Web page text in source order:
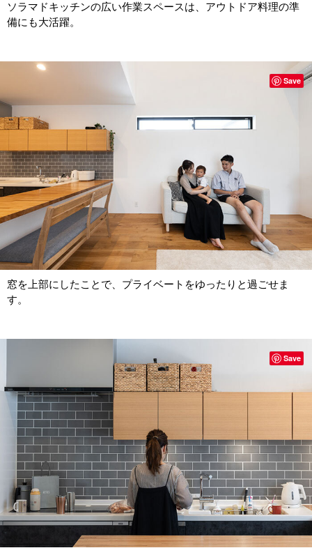
ソラマドキッチンの広い作業スペースは、アウトドア料理の準
備にも大活躍。
窓を上部にしたことで、プライベートをゆったりと過ごせま
す。
Save
Save